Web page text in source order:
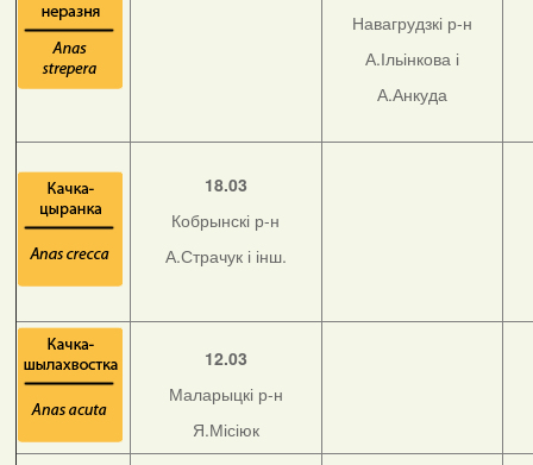
Навагрудзкі р-н
А.Ільінкова і
А.Анкуда
18.03
Кобрынскі р-н
А.Страчук і інш.
12.03
Маларыцкі р-н
Я.Місіюк